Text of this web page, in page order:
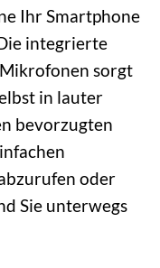
Ihr Smartphone
integrierte
sorgt
in lauter
bevorzugten
oder
Sie unterwegs